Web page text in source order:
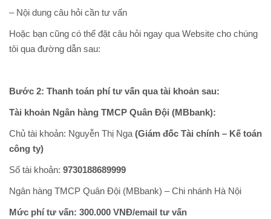
– Nội dung câu hỏi cần tư vấn
Hoặc bạn cũng có thể đặt câu hỏi ngay qua Website cho chúng
tôi qua đường dẫn sau:
Bước 2: Thanh toán phí tư vấn qua tài khoản sau:
Tài khoản Ngân hàng TMCP Quân Đội (MBbank):
Chủ tài khoản: Nguyễn Thị Nga (Giám đốc Tài chính – Kế toán
công ty)
Số tài khoản: 9730188689999
Ngân hàng TMCP Quân Đội (MBbank) – Chi nhánh Hà Nội
Mức phí tư vấn: 300.000 VNĐ/email tư vấn